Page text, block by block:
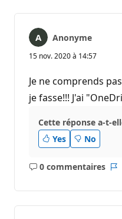
Anonyme
15 nov. 2020 à 14:57
Je ne comprends
je fasse!!! J'ai
Cette réponse a-t-
Yes
No
0 commentaires
Aucun